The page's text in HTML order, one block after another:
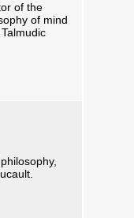
of the
of mind